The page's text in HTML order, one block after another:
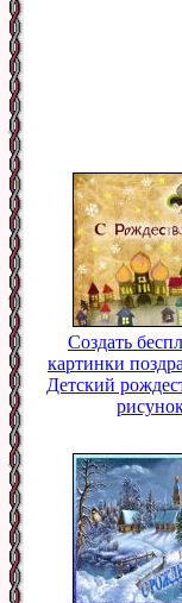
Создать
картинки
Детский